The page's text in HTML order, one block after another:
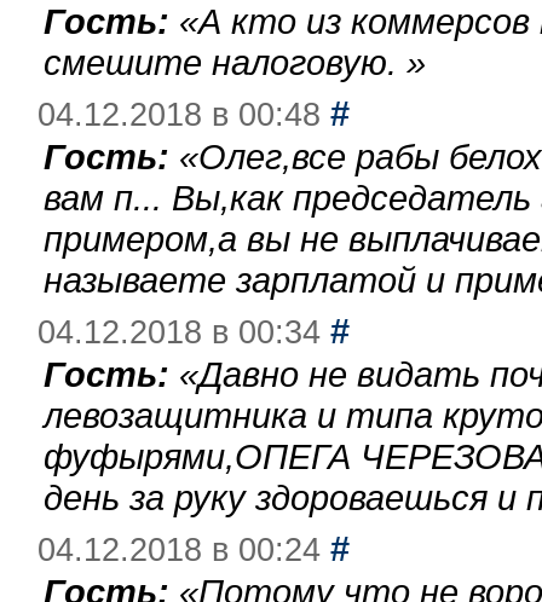
Гость: «А кто из
смешите налоговую. »
04.12.2018 в 00:48 #
Гость: «Олег,все рабы
вам п... Вы,как
примером,а вы не
называете зарплатой и
04.12.2018 в 00:34 #
Гость: «Давно не видать
левозащитника и типа
фуфырями,ОПЕГА
день за руку здороваешься
04.12.2018 в 00:24 #
Гость: «Потому что не